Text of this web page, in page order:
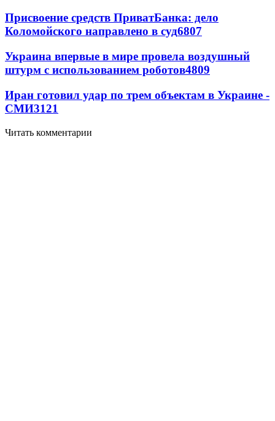
Присвоение средств ПриватБанка: дело
Коломойского направлено в суд6807
Украина впервые в мире провела воздушный
штурм с использованием роботов4809
Иран готовил удар по трем объектам в Украине -
СМИ3121
Читать комментарии